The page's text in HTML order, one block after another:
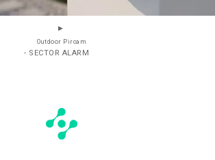
Outdoor Pircam
- SECTOR ALARM